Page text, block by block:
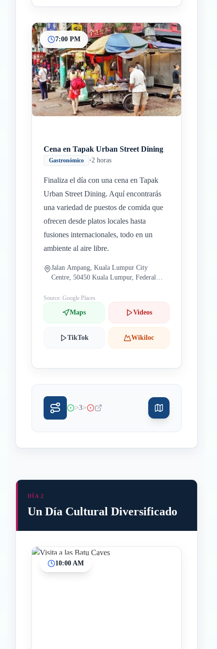
7:00 PM
Cena en Tapak Urban Street Dining
Gastronómico •2 horas
Finaliza el día con una cena en Tapak
Urban Street Dining. Aquí encontrarás
una variedad de puestos de comida que
ofrecen desde platos locales hasta
fusiones internacionales, todo en un
ambiente al aire libre.
Jalan Ampang, Kuala Lumpur City
Centre, 50450 Kuala Lumpur, Federal
Source: Google Places
Maps Videos
TikTok Wikiloc
>3>
DÍA 2
Un Día Cultural Diversificado
10:00 AM